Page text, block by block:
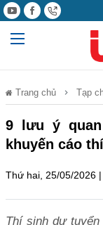
Trang chủ Tạp
9 lưu ý
khuyến cáo
Thứ hai, 25/05/2026 |
Thí sinh dự